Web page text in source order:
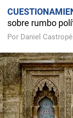
sobre rumbo
Por Daniel Castropé